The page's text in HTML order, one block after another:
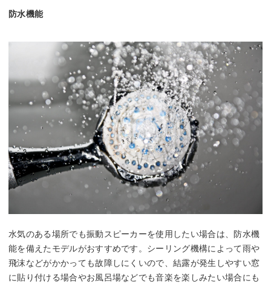
防水機能
水気のある場所でも振動スピーカーを使用したい場合は、防水機
能を備えたモデルがおすすめです。シーリング機構によって雨や
飛沫などがかかっても故障しにくいので、結露が発生しやすい窓
に貼り付ける場合やお風呂場などでも音楽を楽しみたい場合にも